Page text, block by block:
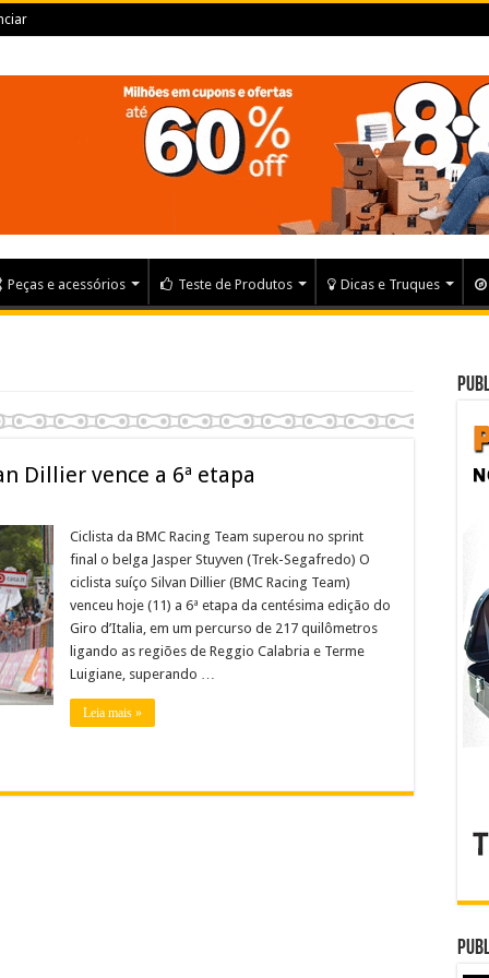
Peças e acessórios Teste de Produtos Dicas e Truques
Dillier vence a 6ª etapa
Ciclista da BMC Racing Team superou no sprint
final o belga Jasper Stuyven (Trek-Segafredo) O
ciclista suíço Silvan Dillier (BMC Racing Team)
venceu hoje (11) a 6ª etapa da centésima edição do
Giro d’Italia, em um percurso de 217 quilômetros
ligando as regiões de Reggio Calabria e Terme
Luigiane, superando …
Leia mais »